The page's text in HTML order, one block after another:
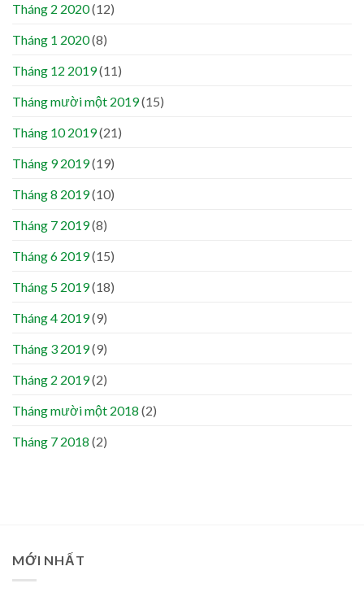
Tháng 2 2020(12)
Tháng 1 2020(8)
Tháng 12 2019(11)
Tháng mười một 2019(15)
Tháng 10 2019(21)
Tháng 9 2019(19)
Tháng 8 2019(10)
Tháng 7 2019(8)
Tháng 6 2019(15)
Tháng 5 2019(18)
Tháng 4 2019(9)
Tháng 3 2019(9)
Tháng 2 2019(2)
Tháng mười một 2018 (2)
Tháng 7 2018 (2)
MỚI NHẤT